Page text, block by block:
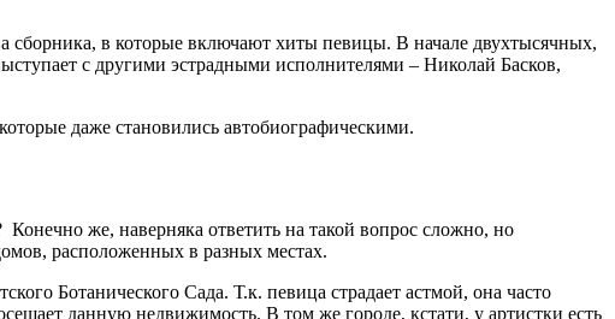
сборника, в которые включают хиты певицы. В начале двухтысячных,
с другими эстрадными исполнителями – Николай Басков,
даже становились автобиографическими.
же, наверняка ответить на такой вопрос сложно, но
расположенных в разных местах.
Ботанического Сада. Т.к. певица страдает астмой, она часто
данную недвижимость. В том же городе, кстати, у артистки есть